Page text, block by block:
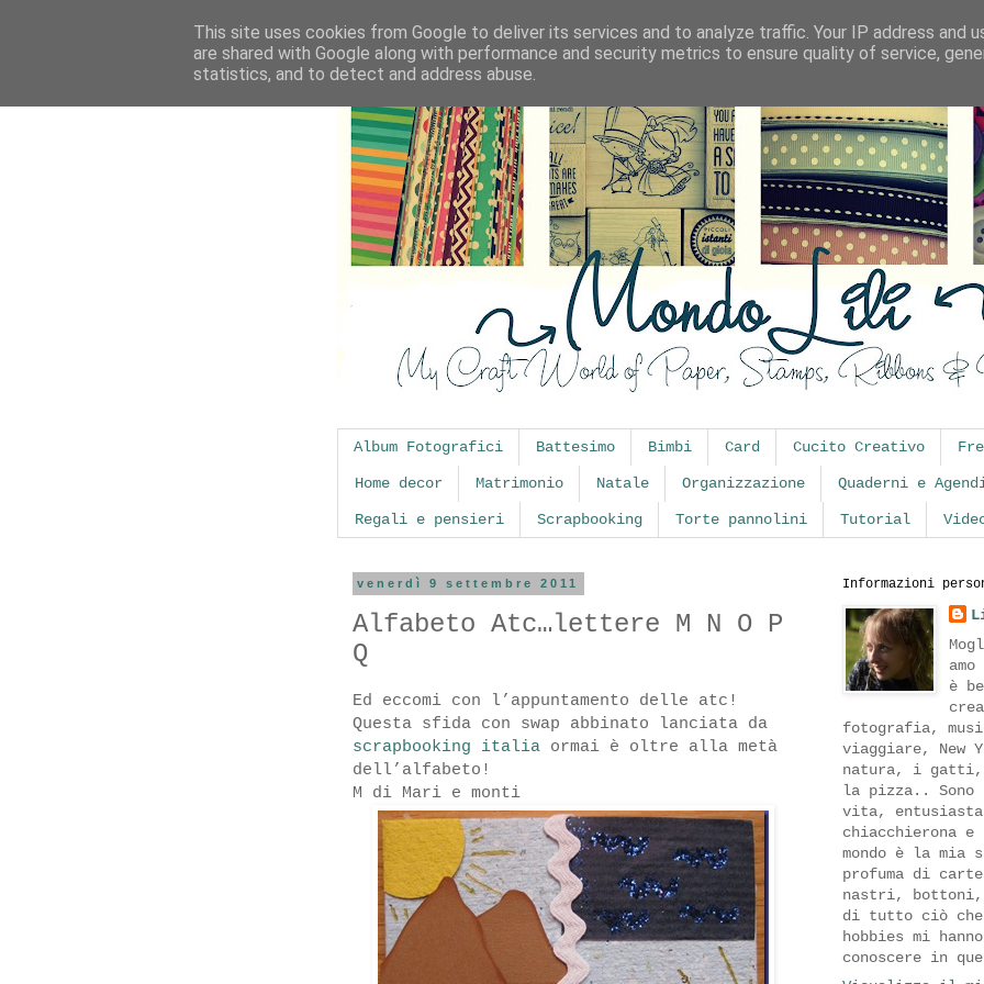
Album Fotografici Battesimo Bimbi Card Cucito Creativo
Home decor Matrimonio Natale Organizzazione Quaderni e
Regali e pensieri Scrapbooking Torte pannolini Tutorial
venerdì 9 settembre 2011
Alfabeto Atc…lettere M N O P
Q
Ed eccomi con l’appuntamento delle atc!
Questa sfida con swap abbinato lanciata da
scrapbooking italia ormai è oltre alla metà
dell’alfabeto!
M di Mari e monti
Informazioni
è
fotografia,
viaggiare, New
natura, i gatti,
la pizza.. Sono
vita,
chiacchierona
mondo è la mia
profuma di
nastri,
di tutto ciò
hobbies mi
conoscere in
This site uses cookies from Google to deliver its services and to analyze traffic. Your IP address and
are shared with Google along with performance and security metrics to ensure quality of service,
statistics, and to detect and address abuse.